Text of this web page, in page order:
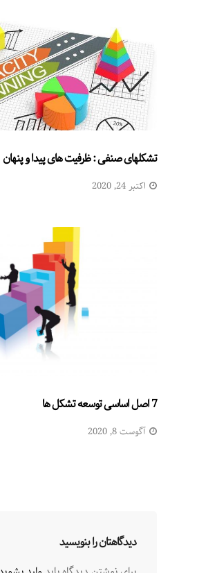
تشکلهای صنفی : ظرفيت های پیدا و پنهان
اکتبر 24, 2020
7 اصل اساسی توسعه تشکل ها
آگوست 8, 2020
دیدگاهتان را بنویسید